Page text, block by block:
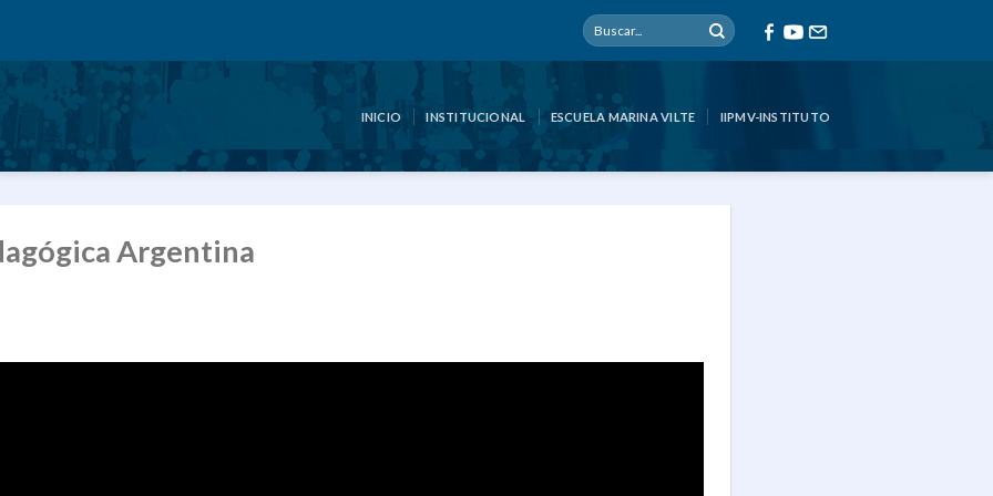
INICIO INSTITUCIONAL ESCUELA MARINA VILTE IIPMV-INSTITUTO
Argentina